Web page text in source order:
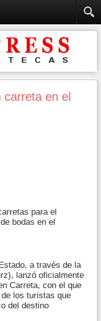
carreta en el
para el
bodas en el
a través de la
lanzó oficialmente
Carreta, con el que
los turistas que
del destino